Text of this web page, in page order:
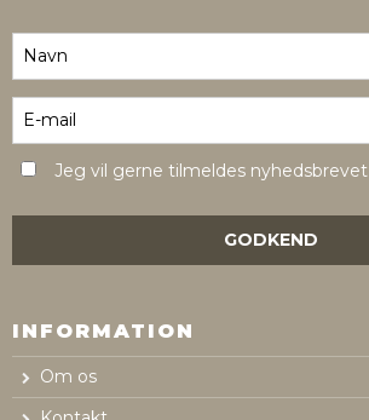
Jeg vil gerne tilmeldes nyhedsbrevet
GODKEND
INFORMATION
Om os